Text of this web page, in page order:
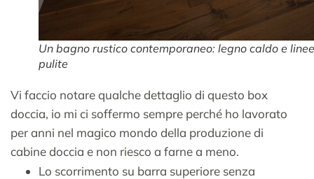
Un bagno rustico contemporaneo: legno caldo e linee
pulite
Vi faccio notare qualche dettaglio di questo box
doccia, io mi ci soffermo sempre perché ho lavorato
per anni nel magico mondo della produzione di
cabine doccia e non riesco a farne a meno.
Lo scorrimento su barra superiore senza